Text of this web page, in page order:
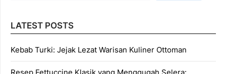
LATEST POSTS
Kebab Turki: Jejak Lezat Warisan Kuliner Ottoman